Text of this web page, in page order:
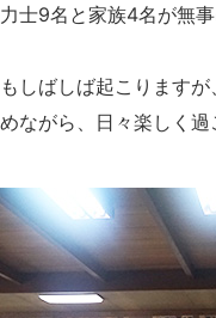
士9名と家族4名が無
しばしば起こります
ながら、日々楽しく過